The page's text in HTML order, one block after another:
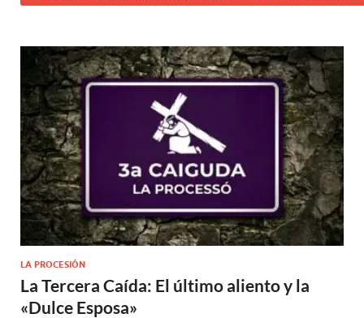
LA PROCESIÓN
La Tercera Caída: El último aliento y la
«Dulce Esposa»